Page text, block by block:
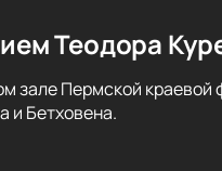
Теодора
зале Пермской краевой
и Бетховена.